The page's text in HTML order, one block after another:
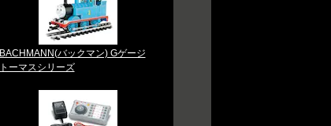
BACHMANN(バックマン) Gゲージ
トーマスシリーズ